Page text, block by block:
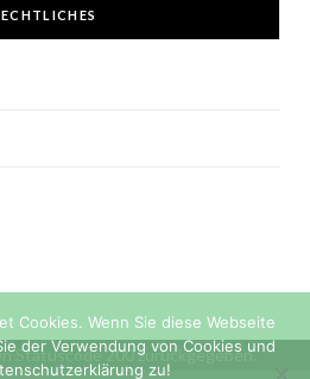
Statuscode 200 zurückgegeben.
Cookies. Wenn Sie diese Webseite
der Verwendung von Cookies und
zu!